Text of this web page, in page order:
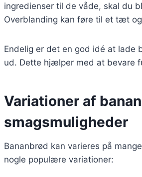
ingredienser til de våde, skal du
Overblanding kan føre til et tæt
Endelig er det en god idé at lade
ud. Dette hjælper med at bevare
Variationer af
smagsmuligheder
Bananbrød kan varieres på
nogle populære variationer: